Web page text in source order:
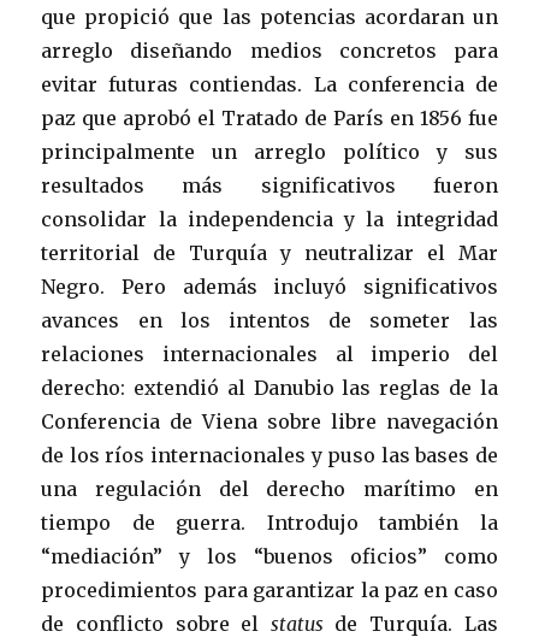
que propició que las potencias acordaran un
arreglo diseñando medios concretos para
evitar futuras contiendas. La conferencia de
paz que aprobó el Tratado de París en 1856 fue
principalmente un arreglo político y sus
resultados más significativos fueron
consolidar la independencia y la integridad
territorial de Turquía y neutralizar el Mar
Negro. Pero además incluyó significativos
avances en los intentos de someter las
relaciones internacionales al imperio del
derecho: extendió al Danubio las reglas de la
Conferencia de Viena sobre libre navegación
de los ríos internacionales y puso las bases de
una regulación del derecho marítimo en
tiempo de guerra. Introdujo también la
“mediación” y los “buenos oficios” como
procedimientos para garantizar la paz en caso
de conflicto sobre el status de Turquía. Las